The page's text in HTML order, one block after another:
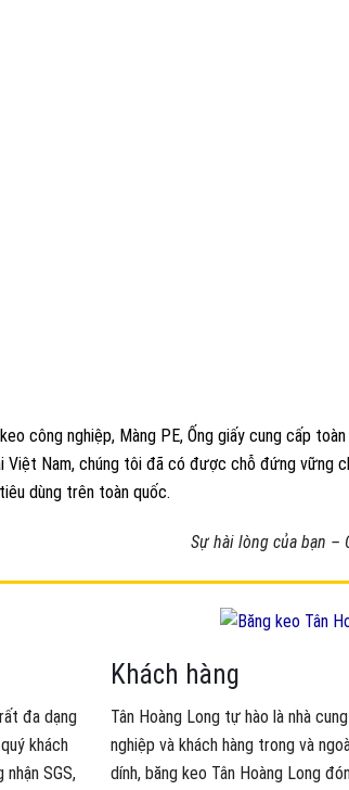
công nghiệp, Màng PE, Ống giấy cung cấp
Việt Nam, chúng tôi đã có được chỗ đứng vững
dùng trên toàn quốc.
Sự hài lòng của bạn –
đa dạng
khách
SGS,
Khách hàng
Tân Hoàng Long tự hào là nhà
nghiệp và khách hàng trong và
dính, băng keo Tân Hoàng Long